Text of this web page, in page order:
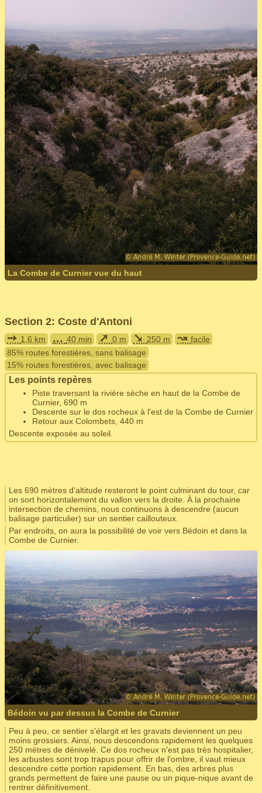
La Combe de Curnier vue du haut
Section 2: Coste d'Antoni
➙ 1,6 km ... 40 min ➚ 0 m ➘ 250 m ↝ facile
85% routes forestières, sans balisage
15% routes forestières, avec balisage
Les points repères
Piste traversant la rivière sèche en haut de la Combe de
Curnier, 690 m
Descente sur le dos rocheux à l'est de la Combe de Curnier
Retour aux Colombets, 440 m
Descente exposée au soleil.
Les 690 mètres d'altitude resteront le point culminant du tour, car
on sort horizontalement du vallon vers la droite. À la prochaine
intersection de chemins, nous continuons à descendre (aucun
balisage particulier) sur un sentier caillouteux.
Par endroits, on aura la possibilité de voir vers Bédoin et dans la
Combe de Curnier.
Bédoin vu par dessus la Combe de Curnier
Peu à peu, ce sentier s'élargit et les gravats deviennent un peu
moins grossiers. Ainsi, nous descendons rapidement les quelques
250 mètres de dénivelé. Ce dos rocheux n'est pas très hospitalier,
les arbustes sont trop trapus pour offrir de l'ombre, il vaut mieux
descendre cette portion rapidement. En bas, des arbres plus
grands permettent de faire une pause ou un pique-nique avant de
rentrer définitivement.